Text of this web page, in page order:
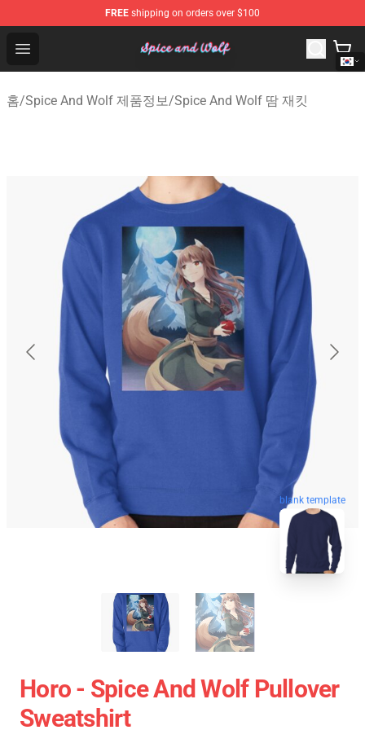
FREE shipping on orders over $100
Open menu
Spice And Wolf Store - Official Spice And Wolf
홈/Spice And Wolf 제품정보/Spice And Wolf 땀 재킷
blank template
Horo - Spice And Wolf Pullover
Sweatshirt